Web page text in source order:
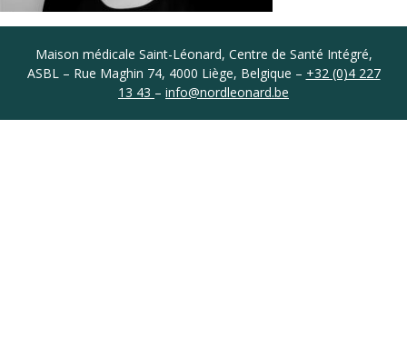
Coordonnées
Maison médicale Saint-Léonard, Centre de Santé Intégré,
ASBL – Rue Maghin 74, 4000 Liège, Belgique – +32 (0)4 227
13 43 – info@nordleonard.be